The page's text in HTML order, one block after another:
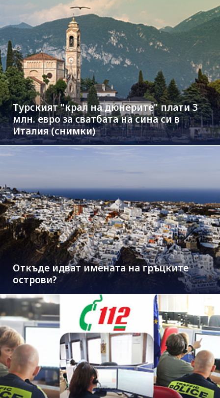
Турският "крал на дюнерите" плати 3
млн. евро за сватбата на сина си в
Италия (снимки)
Откъде идват имената на гръцките
острови?